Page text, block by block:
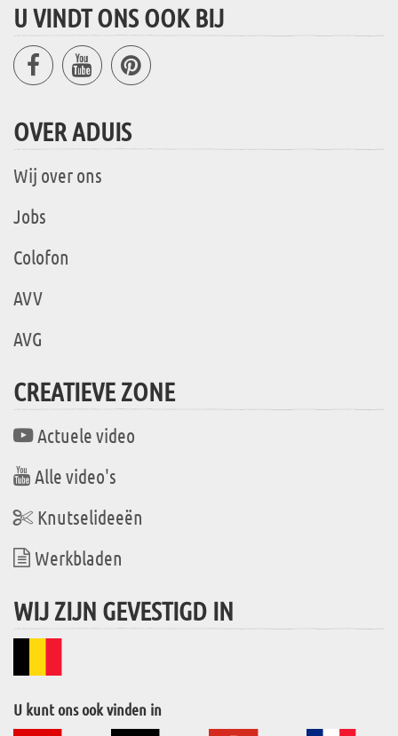
U VINDT ONS OOK BIJ
OVER ADUIS
Wij over ons
Jobs
Colofon
AVV
AVG
CREATIEVE ZONE
Actuele video
Alle video's
Knutselideeën
Werkbladen
WIJ ZIJN GEVESTIGD IN
U kunt ons ook vinden in